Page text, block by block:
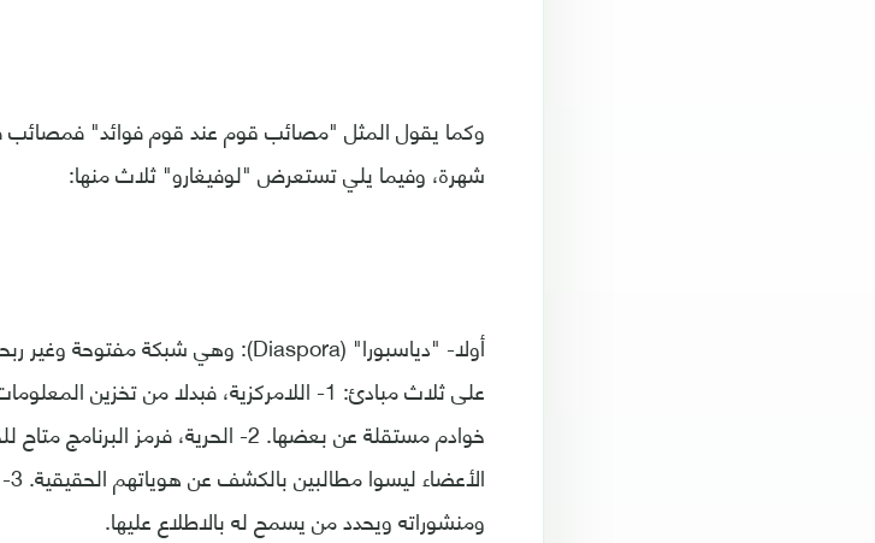
وكما يقول المثل "مصائب قوم عند قوم فوائد" فمصائب
شهرة، وفيما يلي تستعرض "لوفيغارو" ثلاث منها:
على ثلاث مبادئ: 1- اللامركزية، فبدلا من
خوادم مستقلة عن بعضها. 2- الحرية،
ومنشوراته ويحدد من يسمح له بالاطلاع عليها.